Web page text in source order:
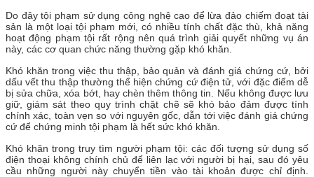
Do đây tội phạm sử dụng công nghệ cao để lừa đảo chiếm đoạt tài
sản là một loại tội phạm mới, có nhiều tính chất đặc thù, khả năng
hoạt động phạm tội rất rộng nên quá trình giải quyết những vụ án
này, các cơ quan chức năng thường gặp khó khăn.
Khó khăn trong việc thu thập, bảo quản và đánh giá chứng cứ, bởi
dấu vết thu thập thường thể hiện chứng cứ điện tử, với đặc điểm dễ
bị sửa chữa, xóa bớt, hay chèn thêm thông tin. Nếu không được lưu
giữ, giám sát theo quy trình chặt chẽ sẽ khó bảo đảm được tính
chính xác, toàn vẹn so với nguyên gốc, dẫn tới việc đánh giá chứng
cứ để chứng minh tội phạm là hết sức khó khăn.
Khó khăn trong truy tìm người phạm tội: các đối tượng sử dụng số
điện thoại không chính chủ để liên lạc với người bị hại, sau đó yêu
cầu những người này chuyển tiền vào tài khoản được chỉ định.